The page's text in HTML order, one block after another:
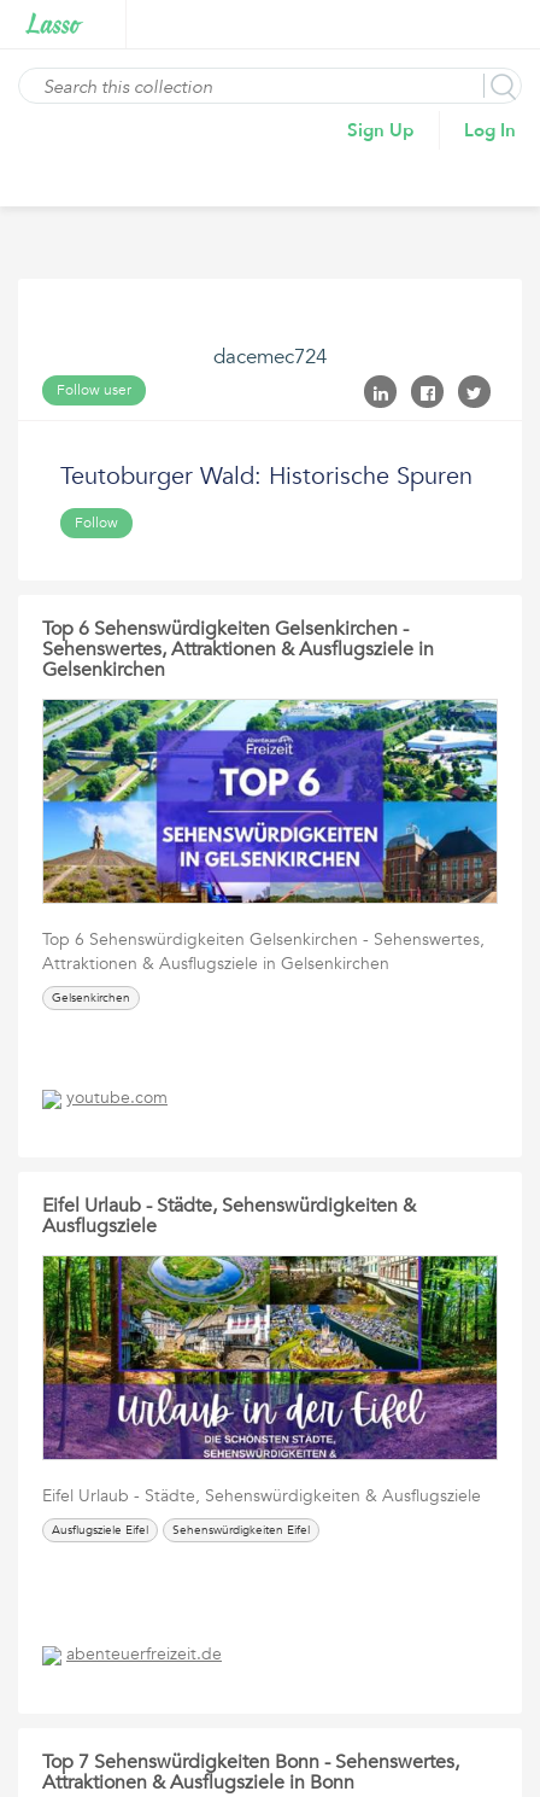
Sign Up Log In
dacemec724
Follow user
Teutoburger Wald: Historische Spuren
Follow
Top 6 Sehenswürdigkeiten Gelsenkirchen -
Sehenswertes, Attraktionen & Ausflugsziele in
Gelsenkirchen
Top 6 Sehenswürdigkeiten Gelsenkirchen - Sehenswertes,
Attraktionen & Ausflugsziele in Gelsenkirchen
Gelsenkirchen
youtube.com
Eifel Urlaub - Städte, Sehenswürdigkeiten &
Ausflugsziele
Eifel Urlaub - Städte, Sehenswürdigkeiten & Ausflugsziele
Ausflugsziele Eifel Sehenswürdigkeiten Eifel
abenteuerfreizeit.de
Top 7 Sehenswürdigkeiten Bonn - Sehenswertes,
Attraktionen & Ausflugsziele in Bonn